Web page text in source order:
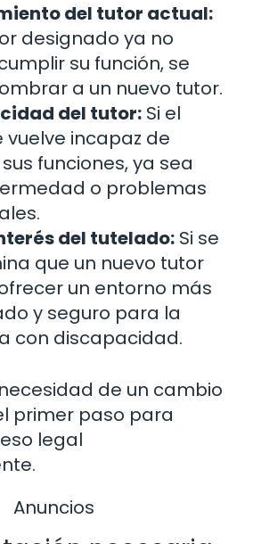
del tutor actual:
designado ya no
su función, se
a un nuevo tutor.
del tutor: Si el
vuelve incapaz de
funciones, ya sea
o problemas
del tutelado: Si se
que un nuevo tutor
un entorno más
y seguro para la
con discapacidad.
de un cambio
primer paso para
legal
Anuncios